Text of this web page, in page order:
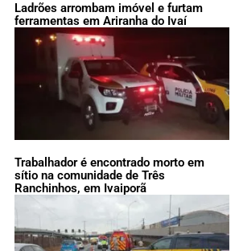
Ladrões arrombam imóvel e furtam
ferramentas em Ariranha do Ivaí
Trabalhador é encontrado morto em
sítio na comunidade de Três
Ranchinhos, em Ivaiporã